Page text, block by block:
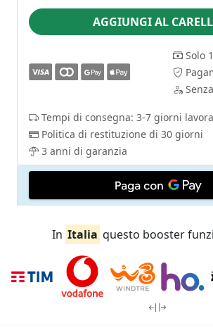
AGGIUNGI AL
Solo
Tempi di consegna: 3-7 giorni
Politica di restituzione di 30 giorni
3 anni di garanzia
In Italia questo booster